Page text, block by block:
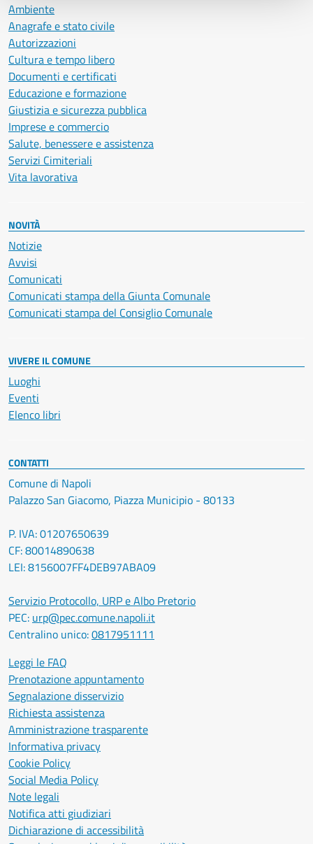
Ambiente
Anagrafe e stato civile
Autorizzazioni
Cultura e tempo libero
Documenti e certificati
Educazione e formazione
Giustizia e sicurezza pubblica
Imprese e commercio
Salute, benessere e assistenza
Servizi Cimiteriali
Vita lavorativa
NOVITÀ
Notizie
Avvisi
Comunicati
Comunicati stampa della Giunta Comunale
Comunicati stampa del Consiglio Comunale
VIVERE IL COMUNE
Luoghi
Eventi
Elenco libri
CONTATTI
Comune di Napoli
Palazzo San Giacomo, Piazza Municipio - 80133
P. IVA: 01207650639
CF: 80014890638
LEI: 8156007FF4DEB97ABA09
Servizio Protocollo, URP e Albo Pretorio
PEC: urp@pec.comune.napoli.it
Centralino unico:0817951111
Leggi le FAQ
Prenotazione appuntamento
Segnalazione disservizio
Richiesta assistenza
Amministrazione trasparente
Informativa privacy
Cookie Policy
Social Media Policy
Note legali
Notifica atti giudiziari
Dichiarazione di accessibilità